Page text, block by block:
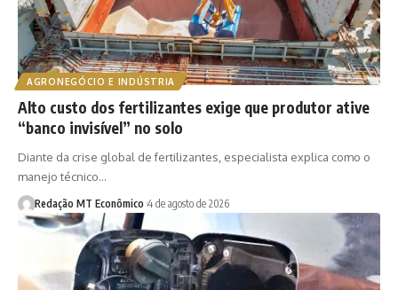
AGRONEGÓCIO E INDÚSTRIA
Alto custo dos fertilizantes exige que produtor ative
“banco invisível” no solo
Diante da crise global de fertilizantes, especialista explica como o
manejo técnico…
Redação MT Econômico 4 de agosto de 2026